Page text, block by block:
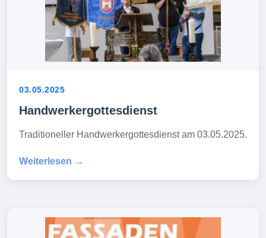
03.05.2025
Handwerkergottesdienst
Traditioneller Handwerkergottesdienst am 03.05.2025.
Weiterlesen →